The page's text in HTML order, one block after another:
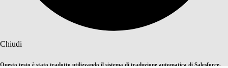
Chiudi
Questo testo è stato tradotto utilizzando il sistema di traduzione automatica di Salesforce.